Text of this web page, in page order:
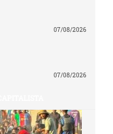
07/08/2026
07/08/2026